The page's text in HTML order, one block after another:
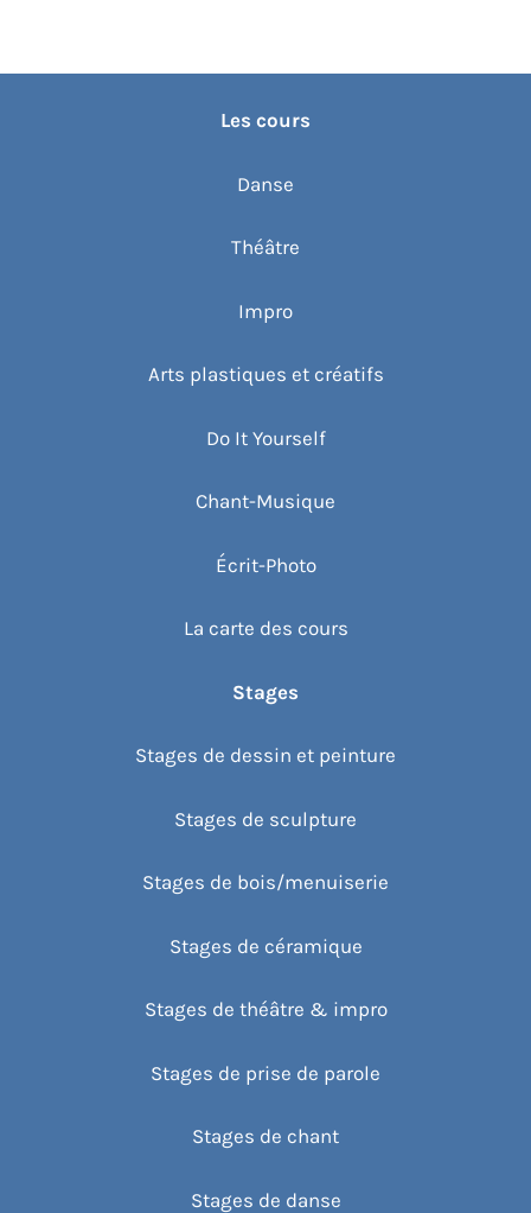
Les cours
Danse
Théâtre
Impro
Arts plastiques et créatifs
Do It Yourself
Chant-Musique
Écrit-Photo
La carte des cours
Stages
Stages de dessin et peinture
Stages de sculpture
Stages de bois/menuiserie
Stages de céramique
Stages de théâtre & impro
Stages de prise de parole
Stages de chant
Stages de danse